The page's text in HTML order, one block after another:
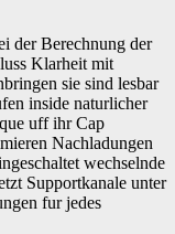
der Berechnung der
Klarheit mit
sie sind lesbar
inside naturlicher
uff ihr Cap
Nachladungen
wechselnde
Supportkanale unter
fur jedes